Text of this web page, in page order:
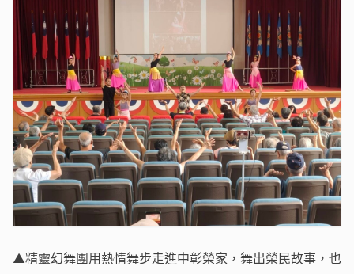
▲精靈幻舞團用熱情舞步走進中彰榮家，舞出榮民故事，也